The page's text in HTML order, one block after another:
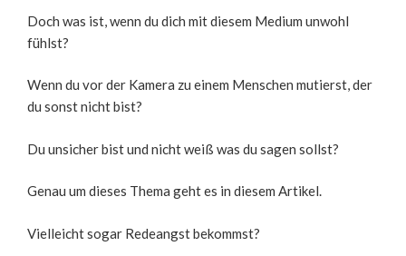
Doch was ist, wenn du dich mit diesem Medium unwohl
fühlst?
Wenn du vor der Kamera zu einem Menschen mutierst, der
du sonst nicht bist?
Du unsicher bist und nicht weiß was du sagen sollst?
Genau um dieses Thema geht es in diesem Artikel.
Vielleicht sogar Redeangst bekommst?